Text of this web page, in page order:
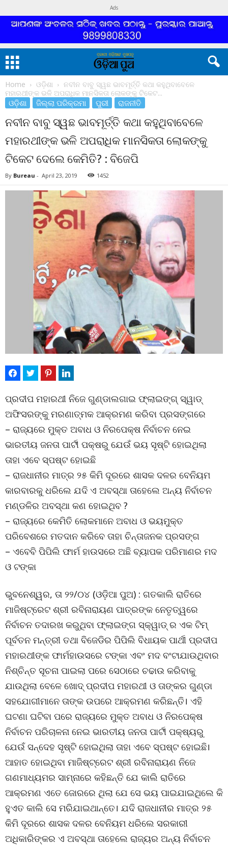
Ads
Home ଓଡ଼ିଶା
ନବୀନ ବାବୁ ସ୍ୱଛ ଭାବମୂର୍ତ୍ତି କଥା କହୁଥିବାବେଳେ
ମହାରଥୀଙ୍କ ଭଳି ଅପରାଧିକ ମାନସିକତା ଲୋକଙ୍କୁ ଟିକେଟ...
ଓଡ଼ିଶା ଜିଲ୍ଲା ପରିକ୍ରମା ପୁରୀ ରାଜନୀତି
ନବୀନ ବାବୁ ସ୍ୱଛ ଭାବମୂର୍ତ୍ତି କଥା କହୁଥିବାବେଳେ
ମହାରଥୀଙ୍କ ଭଳି ଅପରାଧିକ ମାନସିକତା ଲୋକଙ୍କୁ
ଟିକେଟ ଦେଲେ କେମିତି? : ବିଜେପି
By Bureau - April 23, 2019 1452
ପ୍ରଦୀପ ମହାରଥୀ ନିଜେ ଗୁଣ୍ଡାଲଗାଇ ଫ୍ଲାଇଙ୍ଗ୍ ସ୍ୱାଡ୍
ଅଫିସରଙ୍କୁ ମରଣାତ୍ମକ ଆକ୍ରମଣ କରିବା ପ୍ରସଙ୍ଗରେ
– ରାଜ୍ୟରେ ମୁକ୍ତ ଅବାଧ ଓ ନିରପେକ୍ଷ ନିର୍ବାଚନ ନେଇ
ଭାରତୀୟ ଜନତା ପାର୍ଟୀ ପକ୍ଷରୁ ଯେଉଁ ଭୟ ସୃଷ୍ଟି ହୋଇଥିଲା
ତାହା ଏବେ ସ୍ପଷ୍ଟ ହୋଇଛି
– ରାଜଧାନୀର ମାତ୍ର ୨୫ କିମି ଦୂରରେ ଶାସକ ଦଳର ବେନିୟମ
କାରବାରକୁ ଧରିଲେ ଯଦି ଏ ଅବସ୍ଥା ତାହେଲେ ଅନ୍ୟ ନିର୍ବାଚନ
ମଣ୍ଡଳିର ଅବସ୍ଥା କଣ ହୋଇଥିବ ?
– ରାଜ୍ୟରେ କେମିତି ଲୋକମାନେ ଅବାଧ ଓ ଭୟମୁକ୍ତ
ପରିବେଶରେ ମତଦାନ କରିବେ ତାହା ଚିନ୍ତାଜନକ ପ୍ରସଙ୍ଗ
– ଏବେବି ପିପିଲି ଫାର୍ମ ହାଉସରେ ଅଛି ବ୍ୟାପକ ପରିମାଣର ମଦ
ଓ ଟଙ୍କା
ଭୁବନେଶ୍ୱର, ତା ୨୨/୦୪ (ଓଡ଼ିଆ ପୁଅ) : ଗତକାଲି ରାତିରେ
ମାଜିଷ୍ଟ୍ରେଟ ଶ୍ରୀ ରବିନାରାୟଣ ପାତ୍ରଙ୍କ ନେତୃତ୍ୱରେ
ନିର୍ବାଚନ ତଦାରଖ କରୁଥିବା ଫ୍ଲାଇଙ୍ଗ ସ୍କ୍ୱାଡ୍ ର ଏକ ଟିମ୍
ପୂର୍ବତନ ମନ୍ତ୍ରୀ ତଥା ବିଜେଡିର ପିପିଲି ବିଧାୟକ ପାର୍ଥୀ ପ୍ରଦୀପ
ମହାରଥୀଙ୍କ ଫାର୍ମହାଉସରେ ଟଙ୍କା ଏବଂ ମଦ ବଂଟାଯାଉଥିବାର
ନିଶ୍ଚିନ୍ତ ସୂଚନା ପାଇଲା ପରେ ସେଠାରେ ଚଢାଉ କରିବାକୁ
ଯାଉଥିଲା ବେଳେ ଖୋଦ୍ ପ୍ରଦୀପ ମହାରଥୀ ଓ ତାଙ୍କର ଗୁଣ୍ଡା
ସହଯୋଗୀମାନେ ତାଙ୍କ ଉପରେ ଆକ୍ରମଣ କରିଛନ୍ତି। ଏହି
ଘଟଣା ଘଟିବା ପରେ ରାଜ୍ୟରେ ମୁକ୍ତ ଅବାଧ ଓ ନିରପେକ୍ଷ
ନିର୍ବାଚନ ପରିଚାଳନା ନେଇ ଭାରତୀୟ ଜନତା ପାର୍ଟୀ ପକ୍ଷ୍ୟରୁ
ଯେଉଁ ସନ୍ଦେହ ସୃଷ୍ଟି ହୋଇଥିଲା ତାହା ଏବେ ସ୍ପଷ୍ଟ ହୋଇଛି।
ଆହାତ ହୋଇଥିବା ମାଜିଷ୍ଟ୍ରେଟ ଶ୍ରୀ ରବିନାରାୟଣ ନିଜେ
ଗଣମାଧ୍ୟମର ସାମ୍ନାରେ କହିଛନ୍ତି ଯେ କାଲି ରାତିରେ
ଆକ୍ରମଣ ଏତେ ଜୋରରେ ଥିଲା ଯେ ସେ ଭୟ ପାଇଯାଇଥିଲେ କି
ହୁଏତ କାଲି ସେ ମରିଯାଇଥାନ୍ତେ। ଯଦି ରାଜଧାନୀର ମାତ୍ର ୨୫
କିମି ଦୂରରେ ଶାସକ ଦଳର ବେନିୟମ ଧରିଲେ ସରକାରୀ
ଅଧିକାରିଙ୍କର ଏ ଅବସ୍ଥା ତାହେଲେ ରାଜ୍ୟର ଅନ୍ୟ ନିର୍ବାଚନ